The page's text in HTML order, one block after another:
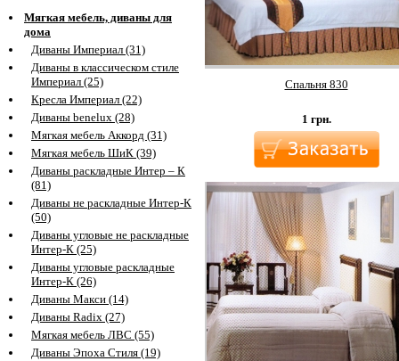
Мягкая мебель, диваны для
дома
Диваны Империал (31)
Диваны в классическом стиле
Империал (25)
Кресла Империал (22)
Диваны benelux (28)
Мягкая мебель Аккорд (31)
Мягкая мебель ШиК (39)
Диваны раскладные Интер – К
(81)
Диваны не раскладные Интер-К
(50)
Диваны угловые не раскладные
Интер-К (25)
Диваны угловые раскладные
Интер-К (26)
Диваны Макси (14)
Диваны Radix (27)
Мягкая мебель ЛВС (55)
Диваны Эпоха Стиля (19)
Спальня 830
1 грн.